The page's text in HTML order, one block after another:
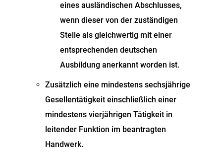
eines ausländischen Abschlusses,
wenn dieser von der zuständigen
Stelle als gleichwertig mit einer
entsprechenden deutschen
Ausbildung anerkannt worden ist.
Zusätzlich eine mindestens sechsjährige
Gesellentätigkeit einschließlich einer
mindestens vierjährigen Tätigkeit in
leitender Funktion im beantragten
Handwerk.